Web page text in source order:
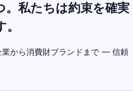
。私たちは約束を確実
から消費財ブランドまで — 信頼